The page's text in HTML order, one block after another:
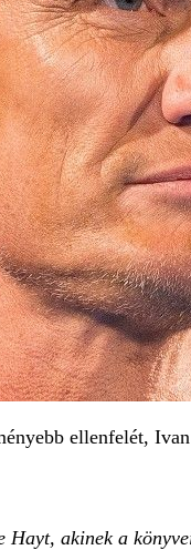
ellenfelét,
Hayt, akinek a